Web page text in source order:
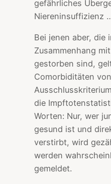
gefährliches
Niereninsuffizienz
Bei jenen aber, die
Zusammenhang
gestorben sind,
Comorbiditäten
die
Worten: Nur, wer
gesund ist und
verstirbt, wird
werden
gemeldet.